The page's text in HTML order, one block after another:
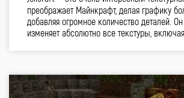
преображает Майнкрафт, делая графику
добавляя огромное количество деталей.
изменяет абсолютно все текстуры,